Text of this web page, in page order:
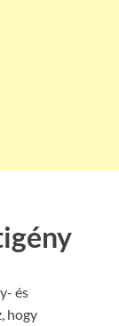
és
hogy